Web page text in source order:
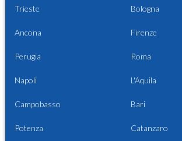
Trieste Bologna
Ancona Firenze
Perugia Roma
Napoli L'Aquila
Campobasso Bari
Potenza Catanzaro